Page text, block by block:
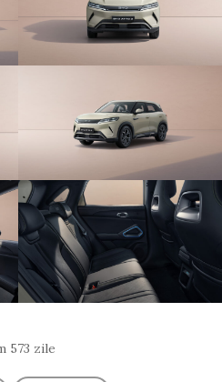
573 zile